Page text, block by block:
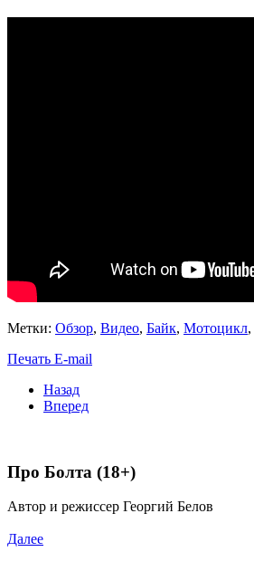
Метки: Обзор, Видео, Байк, Мотоцикл,
Печать E-mail
Назад
Вперед
Про Болта (18+)
Автор и режиссер Георгий Белов
Далее